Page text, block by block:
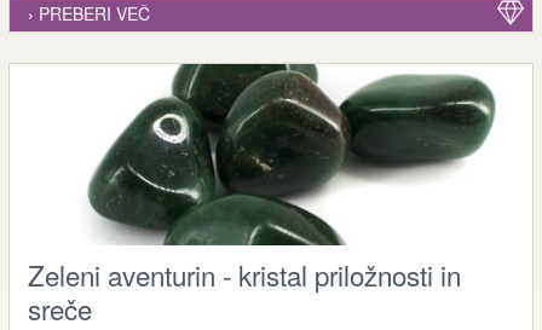
› PREBERI VEČ
Zeleni aventurin - kristal priložnosti in
sreče